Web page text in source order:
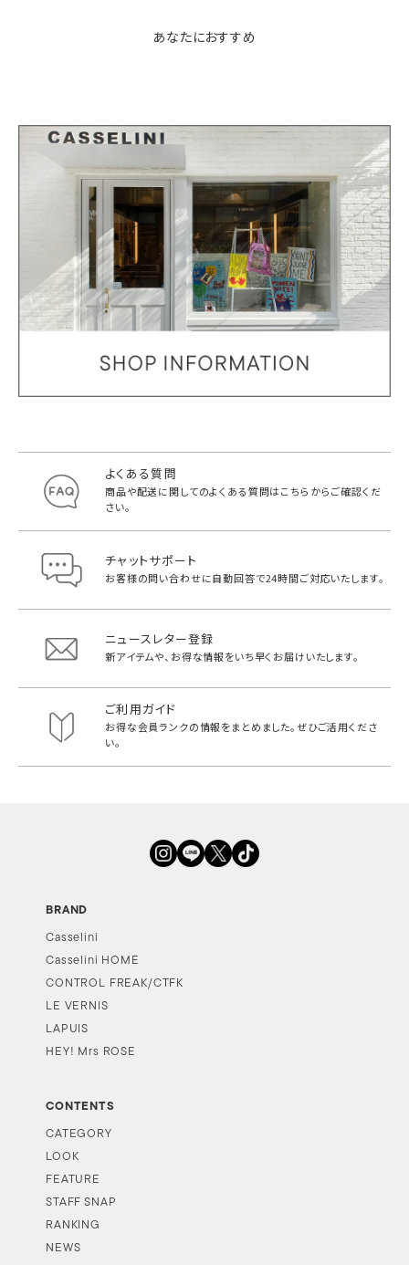
あなたにおすすめ
よくある質問
商品や配送に関してのよくある質問はこちらからご確認くだ
さい。
チャットサポート
お客様の問い合わせに自動回答で24時間ご対応いたします。
ニュースレター登録
新アイテムや、お得な情報をいち早く お届けいたします。
ご利用ガイド
お得な会員ランクの情報をまとめました。ぜひご活用くださ
い。
BRAND
Casselini
Casselini HOME
CONTROL FREAK/CTFK
LE VERNIS
LAPUIS
HEY! Mrs ROSE
CONTENTS
CATEGORY
LOOK
FEATURE
STAFF SNAP
RANKING
NEWS